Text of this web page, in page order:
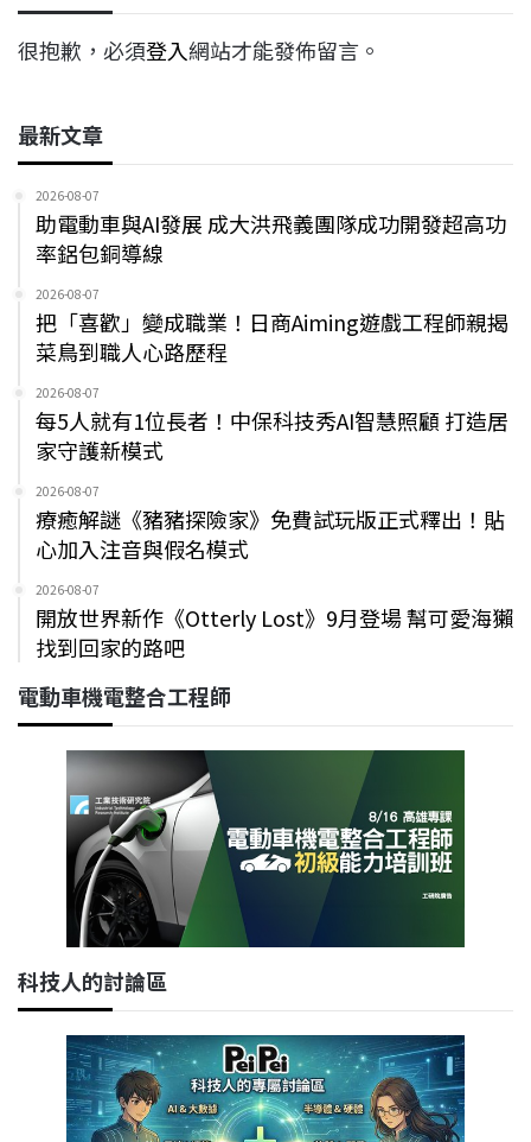
很抱歉，必須登入網站才能發佈留言。
最新文章
2026-08-07
助電動車與AI發展 成大洪飛義團隊成功開發超高功
率鋁包銅導線
2026-08-07
把「喜歡」變成職業！日商Aiming遊戲工程師親揭
菜鳥到職人心路歷程
2026-08-07
每5人就有1位長者！中保科技秀AI智慧照顧 打造居
家守護新模式
2026-08-07
療癒解謎《豬豬探險家》免費試玩版正式釋出！貼
心加入注音與假名模式
2026-08-07
開放世界新作《Otterly Lost》9月登場 幫可愛海獺
找到回家的路吧
電動車機電整合工程師
科技人的討論區